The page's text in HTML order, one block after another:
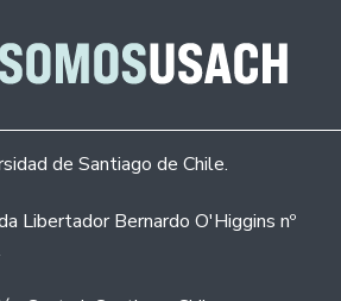
de Santiago de Chile.
Libertador Bernardo O'Higgins nº